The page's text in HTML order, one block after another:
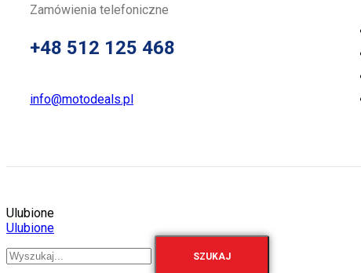
Zamówienia telefoniczne
+48 512 125 468
info@motodeals.pl
Ulubione
Ulubione
SZUKAJ